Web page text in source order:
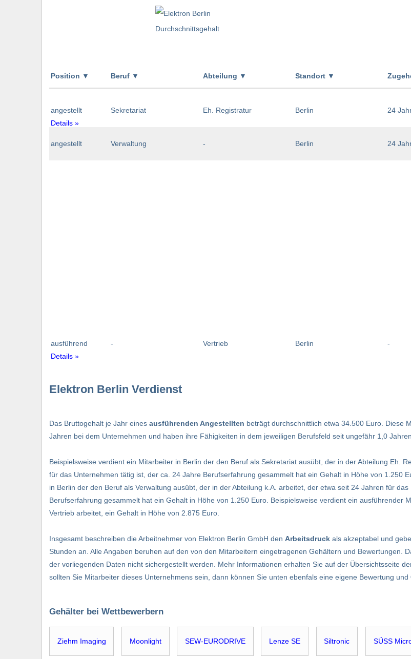
Position ▼ Beruf ▼ Abteilung ▼ Standort ▼
angestellt
Details »
Sekretariat Eh. Registratur Berlin 24
angestellt Verwaltung - Berlin 24
ausführend
Details »
- Vertrieb Berlin -
Elektron Berlin Verdienst
Das Bruttogehalt je Jahr eines ausführenden Angestellten beträgt durchschnittlich etwa 34.500 Euro. Diese
Jahren bei dem Unternehmen und haben ihre Fähigkeiten in dem jeweiligen Berufsfeld seit ungefähr 1,0
Beispielsweise verdient ein Mitarbeiter in Berlin der den Beruf als Sekretariat ausübt, der in der Abteilung Eh.
für das Unternehmen tätig ist, der ca. 24 Jahre Berufserfahrung gesammelt hat ein Gehalt in Höhe von 1.250
in Berlin der den Beruf als Verwaltung ausübt, der in der Abteilung k.A. arbeitet, der etwa seit 24 Jahren für
Berufserfahrung gesammelt hat ein Gehalt in Höhe von 1.250 Euro. Beispielsweise verdient ein ausführender
Vertrieb arbeitet, ein Gehalt in Höhe von 2.875 Euro.
Insgesamt beschreiben die Arbeitnehmer von Elektron Berlin GmbH den Arbeitsdruck als akzeptabel und
Stunden an. Alle Angaben beruhen auf den von den Mitarbeitern eingetragenen Gehältern und Bewertungen.
der vorliegenden Daten nicht sichergestellt werden. Mehr Informationen erhalten Sie auf der Übersichtsseite
sollten Sie Mitarbeiter dieses Unternehmens sein, dann können Sie unten ebenfals eine eigene Bewertung und
Gehälter bei Wettbewerbern
Ziehm Imaging Moonlight SEW-EURODRIVE Lenze SE Siltronic SÜSS